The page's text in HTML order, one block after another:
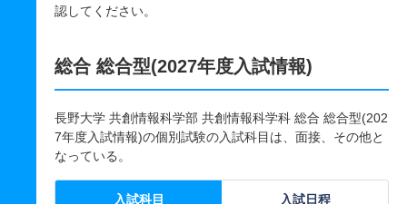
認してください。
総合 総合型(2027年度入試情報)
長野大学 共創情報科学部 共創情報科学科 総合 総合型(202
7年度入試情報)の個別試験の入試科目は、面接、その他と
なっている。
入試科目 入試日程